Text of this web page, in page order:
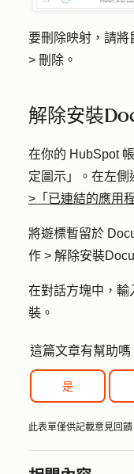
要刪除映射，請將
> 刪除 。
解除安裝
在你的 HubSpot
定圖示」。在左側
>「已連結的應用程
將遊標暫留於
作 > 解除安裝
在對話方塊中，輸
裝 。
這篇文章有幫助嗎
是
此表單僅供記載意見回饋